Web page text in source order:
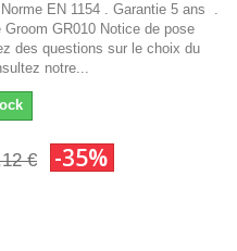
EN 1154 . Garantie 5 ans .
GR010 Notice de pose
des questions sur le choix du
notre...
€ -35%